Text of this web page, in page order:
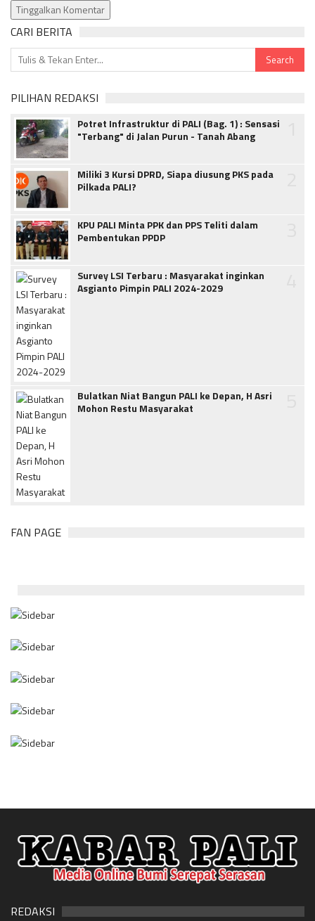
Tinggalkan Komentar
CARI BERITA
PILIHAN REDAKSI
Potret Infrastruktur di PALI (Bag. 1) : Sensasi
"Terbang" di Jalan Purun - Tanah Abang
Miliki 3 Kursi DPRD, Siapa diusung PKS pada
Pilkada PALI?
KPU PALI Minta PPK dan PPS Teliti dalam
Pembentukan PPDP
Survey LSI Terbaru : Masyarakat inginkan
Asgianto Pimpin PALI 2024-2029
Bulatkan Niat Bangun PALI ke Depan, H Asri
Mohon Restu Masyarakat
FAN PAGE
REDAKSI